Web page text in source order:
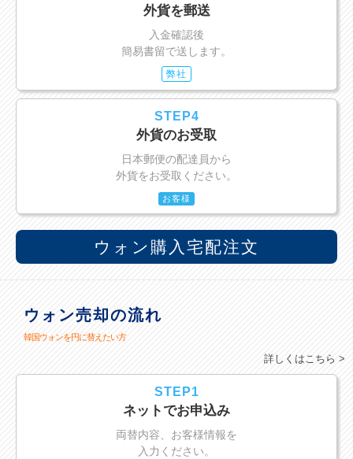
外貨を郵送
入金確認後
簡易書留で送します。
弊社
STEP4
外貨のお受取
日本郵便の配達員から
外貨をお受取ください。
お客様
ウォン購入宅配注文
ウォン売却の流れ
韓国ウォンを円に替えたい方
詳しくはこちら >
STEP1
ネットでお申込み
両替内容、お客様情報を
入力ください。